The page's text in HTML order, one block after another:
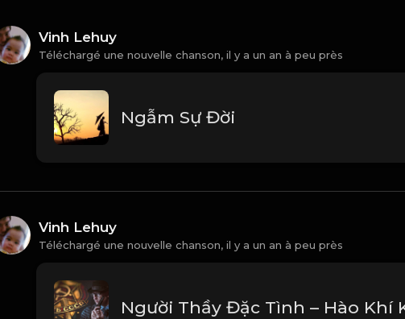
Vinh Lehuy
Téléchargé une nouvelle chanson, il y a un an à peu près
Ngẫm Sự Đời
Vinh Lehuy
Téléchargé une nouvelle chanson, il y a un an à peu près